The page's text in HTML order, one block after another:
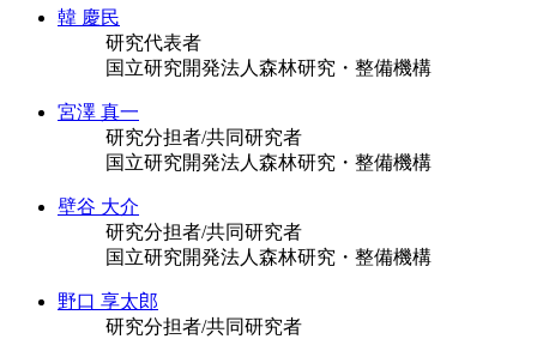
韓 慶民
研究代表者
国立研究開発法人森林研究・整備機構
宮澤 真一
研究分担者/共同研究者
国立研究開発法人森林研究・整備機構
壁谷 大介
研究分担者/共同研究者
国立研究開発法人森林研究・整備機構
野口 享太郎
研究分担者/共同研究者